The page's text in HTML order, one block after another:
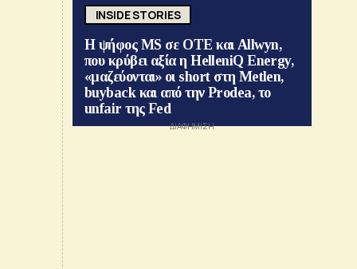
INSIDE STORIES
Η ψήφος MS σε ΟΤΕ και Allwyn,
που κρύβει αξία η HelleniQ Energy,
«μαζεύονται» οι short στη Metlen,
buyback και από την Prodea, το
unfair της Fed